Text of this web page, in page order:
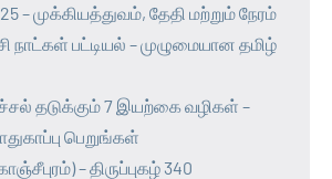
– முக்கியத்துவம், தேதி மற்றும் நேரம்
நாட்கள் பட்டியல் – முழுமையான தமிழ்
தடுக்கும் 7 இயற்கை வழிகள் –
பெறுங்கள்
– திருப்புகழ் 340